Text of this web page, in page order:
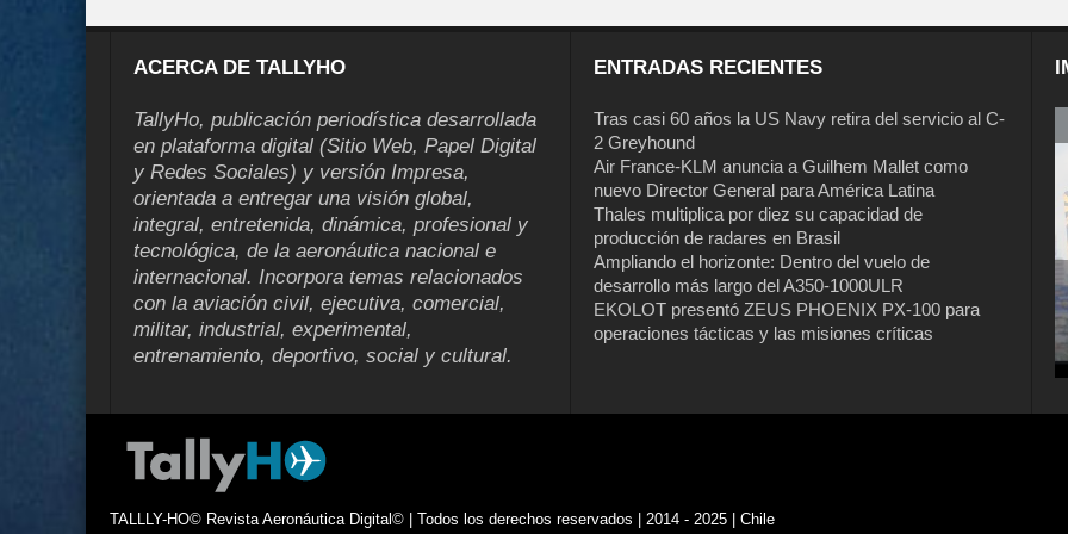
ACERCA DE TALLYHO
TallyHo, publicación periodística desarrollada
en plataforma digital (Sitio Web, Papel Digital
y Redes Sociales) y versión Impresa,
orientada a entregar una visión global,
integral, entretenida, dinámica, profesional y
tecnológica, de la aeronáutica nacional e
internacional. Incorpora temas relacionados
con la aviación civil, ejecutiva, comercial,
militar, industrial, experimental,
entrenamiento, deportivo, social y cultural.
ENTRADAS RECIENTES
Tras casi 60 años la US Navy retira del servicio al C-
2 Greyhound
Air France-KLM anuncia a Guilhem Mallet como
nuevo Director General para América Latina
Thales multiplica por diez su capacidad de
producción de radares en Brasil
Ampliando el horizonte: Dentro del vuelo de
desarrollo más largo del A350-1000ULR
EKOLOT presentó ZEUS PHOENIX PX-100 para
operaciones tácticas y las misiones críticas
Tras casi 60 años la US Navy retira del
servicio al C-2 Greyhound
TALLLY-HO© Revista Aeronáutica Digital© | Todos los derechos reservados | 2014 - 2025 | Chile